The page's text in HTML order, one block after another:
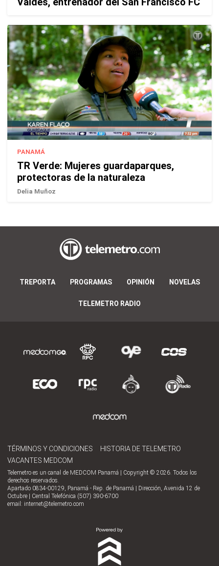
PANAMÁ
TR Verde: Mujeres guardaparques,
protectoras de la naturaleza
Delia Muñoz
TREPORTA PROGRAMAS OPINIÓN NOVELAS
TELEMETRO RADIO
TÉRMINOS Y CONDICIONES
HISTORIA DE TELEMETRO
VACANTES MEDCOM
Telemetro es un canal de MEDCOM Panamá | Copyright © 2026. Todos los
derechos reservados.
Apartado 0834-00129, Panamá - Rep. de Panamá | Dirección, Avenida 12 de
Octubre | Central Telefónica (507) 390-6700
email: internet@telemetro.com